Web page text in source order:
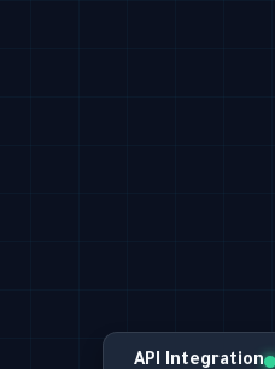
API Integration